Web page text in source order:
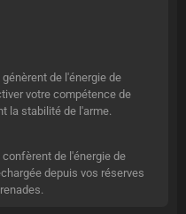
de l'énergie de
votre compétence de
la stabilité de l'arme.
de l'énergie de
depuis vos réserves